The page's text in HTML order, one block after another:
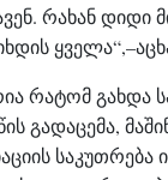
რახან დიდი
რატომ
გადაცემა,
საკუთრება